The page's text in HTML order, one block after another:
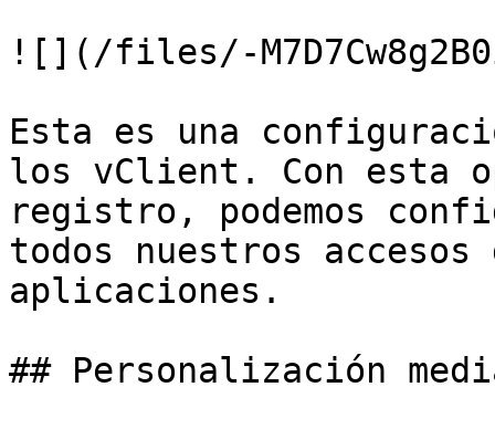
![](/files/-
Esta es una
los vClient. Con esta
registro, podemos
todos nuestros
aplicaciones.
## Personalización